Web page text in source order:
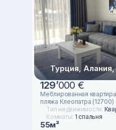
Турция,
129’000 €
Меблированная
пляжа Клеопатра (12700)
Тип недвижимости:
Комнаты: 1 спальня
55м²